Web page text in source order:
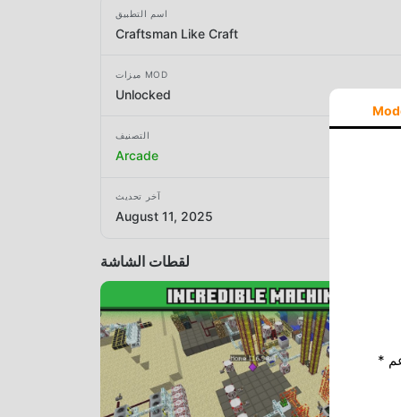
اسم التطبيق
Craftsman Like Craft
ميزات MOD
Unlocked
التصنيف
Arcade
آخر تحديث
August 11, 2025
لقطات الشاشة
* إذا كنت ترغب في دعم Moddroid ، فالرجاء دعمنا عن طريق إيقاف تشغيل مانع